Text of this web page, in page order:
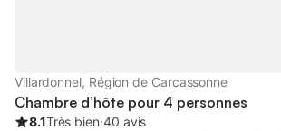
Villardonnel, Région de Carcassonne
Chambre d’hôte pour 4 personnes
8.1Très bien⋅40 avis